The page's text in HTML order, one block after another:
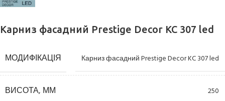
Карниз фасадний Prestige Decor KC 307 led
МОДИФІКАЦІЯ Карниз фасадний Prestige Decor KC 307 led
ВИСОТА, ММ 250